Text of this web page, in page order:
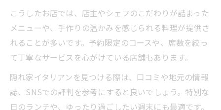
粕屋町パスタを堪能できるイタリアンの工
夫
イタリアンランチで見つける新しい味わい
説
家族や友人と楽しむイタリアンランチのすすめ
こうしたお店では、店主やシェフのこだわりが詰まった
メニューや、手作りの温かみを感じられる料理が提供さ
れることが多いです。予約限定のコースや、席数を絞っ
て丁寧なサービスを心がけている店舗もあります。
隠れ家イタリアンを見つける際は、口コミや地元の情報
誌、SNSでの評判を参考にすると良いでしょう。特別な
日のランチや、ゆったり過ごしたい週末にも最適です。